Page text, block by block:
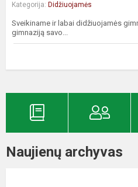
Kategorija: Didžiuojamės
Sveikiname ir labai didžiuojamės
gimnaziją savo...
Naujienų archyvas